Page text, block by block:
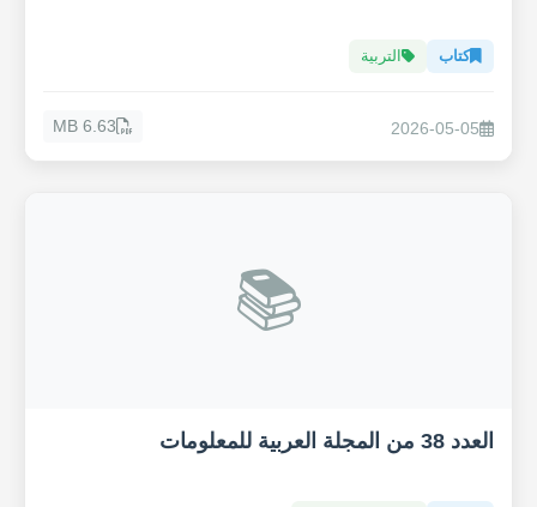
كتاب التربية
2026-05-05
6.63 MB
📚
العدد 38 من المجلة العربية للمعلومات